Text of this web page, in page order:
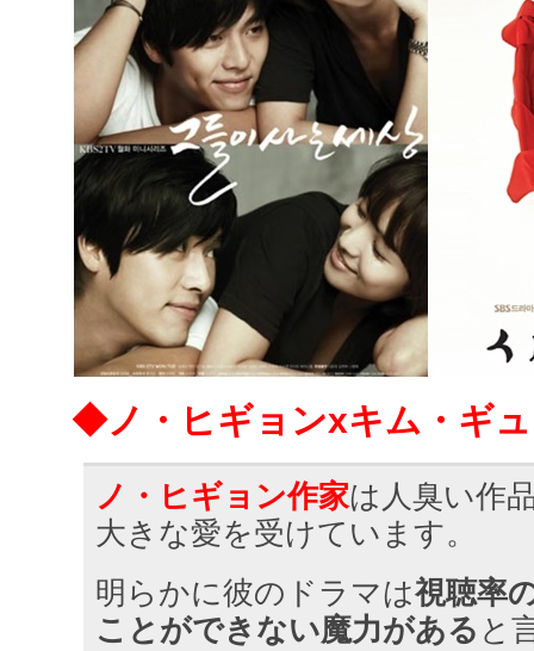
◆ノ・ヒギョンxキム・ギ
ノ・ヒギョン作家は人臭い作
大きな愛を受けています。
明らかに彼のドラマは視聴率
ことができない魔力がある と